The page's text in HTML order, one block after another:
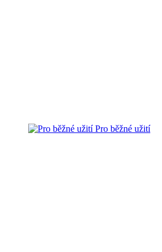
Pro běžné užití